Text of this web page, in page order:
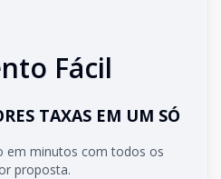
Fácil
TAXAS EM UM SÓ
em minutos com todos os
proposta.